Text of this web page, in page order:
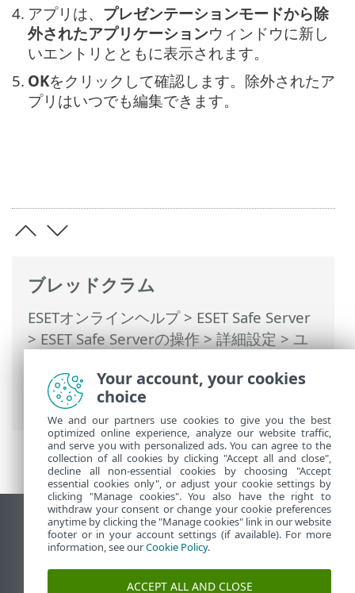
ブレッドクラム
ESETオンラインヘルプ> ESET Safe Server
>ESET Safe Serverの操作>詳細設定>ユ
ョンモード> プレゼンテーションモードか
ら除外されたアプリケーション
4. アプリは、 プレゼンテーションモードから除
外されたアプリケーションウィンドウに新し
いエントリとともに表示されます。
5. OKをクリックして確認します。除外されたア
プリはいつでも編集できます。
デスクトップサイトの表示
End of Life
ESETナレッジベース
Your account, your cookies
choice
We and our partners use cookies to give you the best
optimized online experience, analyze our website traffic,
and serve you with personalized ads. You can agree to the
collection of all cookies by clicking "Accept all and close",
decline all non-essential cookies by choosing "Accept
essential cookies only", or adjust your cookie settings by
clicking "Manage cookies". You also have the right to
withdraw your consent or change your cookie preferences
anytime by clicking the "Manage cookies" link in our website
footer or in your account settings (if available). For more
information, see ourCookie Policy.
ACCEPT ALL AND CLOSE